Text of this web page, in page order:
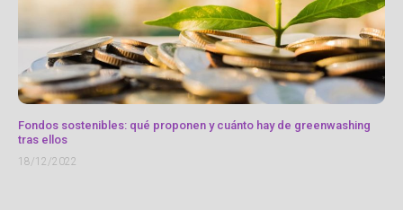
Fondos sostenibles: qué proponen y cuánto hay de greenwashing
tras ellos
18/12/2022